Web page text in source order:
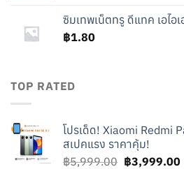
฿300.00.
is:
฿
ซิมเทพเน็ตทรู ดีแทค เอไอ
฿1.80
TOP RATED
โปรเด็ด! Xiaomi Redmi
สเปคแรง ราคาคุ้ม!
฿5,999.00 Original
฿3,999.00